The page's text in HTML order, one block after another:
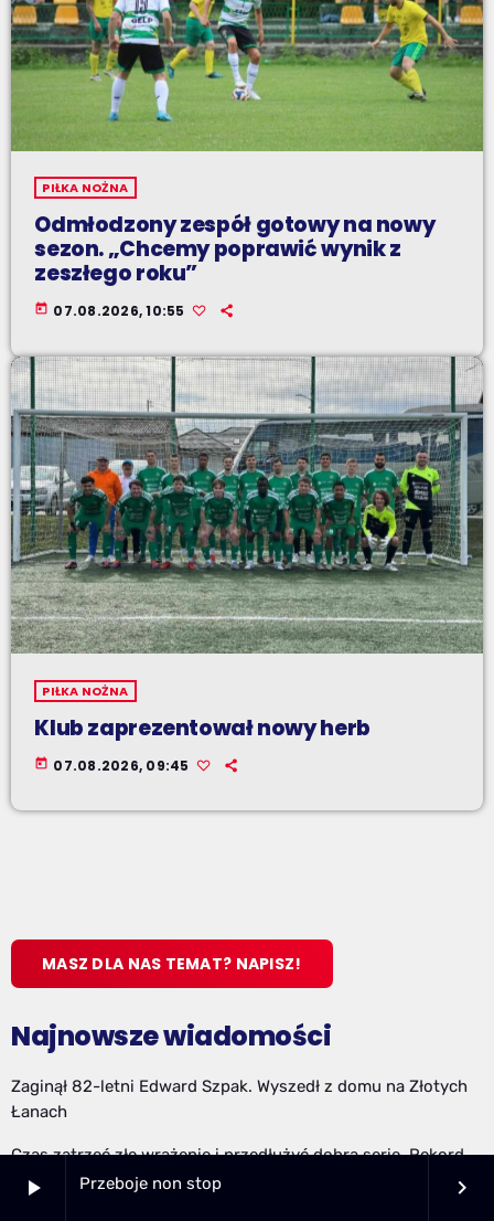
play_arrow Przeboje non stop keyboard_arrow_right
PIŁKA NOŻNA
Odmłodzony zespół gotowy na nowy
sezon. „Chcemy poprawić wynik z
zeszłego roku”
today 07.08.2026, 10:55
PIŁKA NOŻNA
Klub zaprezentował nowy herb
today 07.08.2026, 09:45
MASZ DLA NAS TEMAT? NAPISZ!
Najnowsze wiadomości
Zaginął 82-letni Edward Szpak. Wyszedł z domu na Złotych
Łanach
Czas zatrzeć złe wrażenie i przedłużyć dobrą serię. Rekord
podejmie u siebie Stal Stalowa Wola